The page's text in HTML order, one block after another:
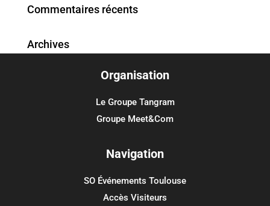
Commentaires récents
Archives
Flux des commentaires
Site de WordPress-FR
Organisation
Le Groupe Tangram
Groupe Meet&Com
Navigation
SO Événements Toulouse
Accès Visiteurs